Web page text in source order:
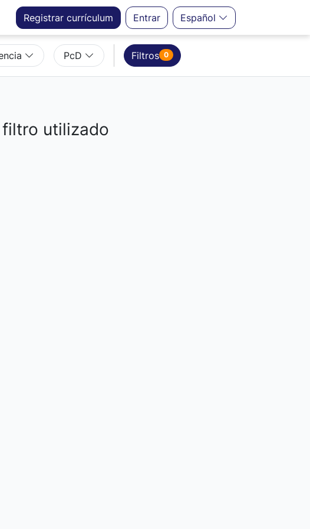
Registrar currículum Entrar Español
PcD Filtros 0
utilizado